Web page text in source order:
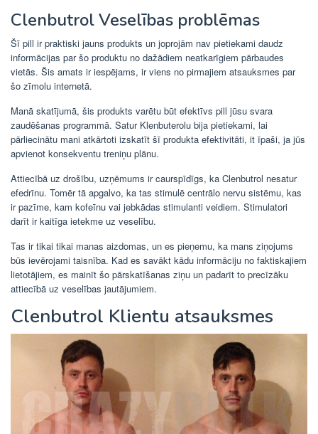
Clenbutrol Veselības problēmas
Šī pill ir praktiski jauns produkts un joprojām nav pietiekami daudz
informācijas par šo produktu no dažādiem neatkarīgiem pārbaudes
vietās. Šis amats ir iespējams, ir viens no pirmajiem atsauksmes par
šo zīmolu internetā.
Manā skatījumā, šis produkts varētu būt efektīvs pill jūsu svara
zaudēšanas programmā. Satur Klenbuterolu bija pietiekami, lai
pārliecinātu mani atkārtoti izskatīt šī produkta efektivitāti, it īpaši, ja jūs
apvienot konsekventu treniņu plānu.
Attiecībā uz drošību, uzņēmums ir caurspīdīgs, ka Clenbutrol nesatur
efedrīnu. Tomēr tā apgalvo, ka tas stimulē centrālo nervu sistēmu, kas
ir pazīme, kam kofeīnu vai jebkādas stimulanti veidiem. Stimulatori
darīt ir kaitīga ietekme uz veselību.
Tas ir tikai tikai manas aizdomas, un es pieņemu, ka mans ziņojums
būs ievērojami taisnība. Kad es savākt kādu informāciju no faktiskajiem
lietotājiem, es mainīt šo pārskatīšanas ziņu un padarīt to precīzāku
attiecībā uz veselības jautājumiem.
Clenbutrol Klientu atsauksmes